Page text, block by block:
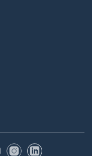
FacebookInstagram
LinkedIn